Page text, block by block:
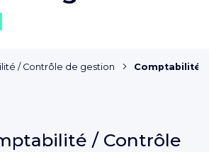
/ Contrôle de gestion Comptabilité
/ Contrôle